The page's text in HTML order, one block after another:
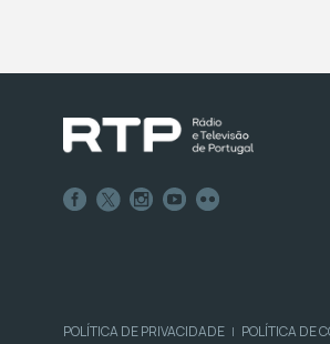
POLÍTICA DE PRIVACIDADE | POLÍTICA DE